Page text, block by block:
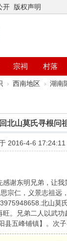
开 版权声明
宗祠 村落
› 西南地区 › 湖南
北山莫氏寻根问
2016-4-6 17:24:11
感谢东明兄弟，让
宗仁，义景志祖远
北山莫
旺。兄弟二人以武
县五峰铺镇】。次